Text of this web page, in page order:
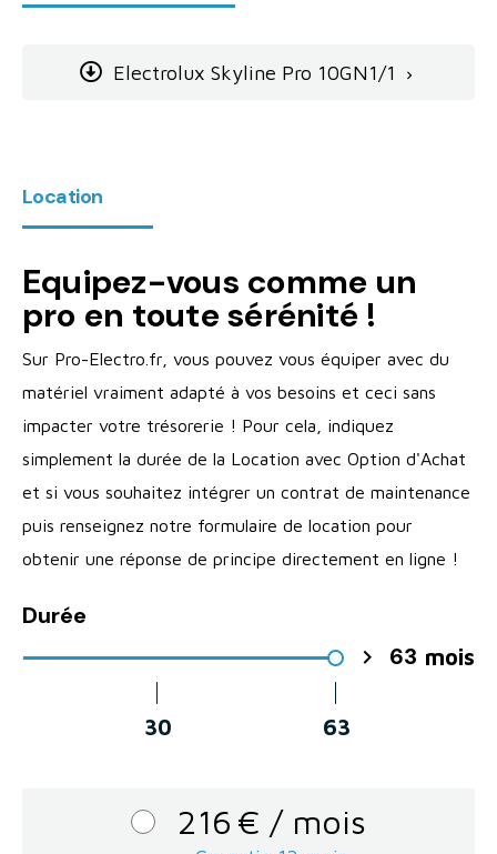
Electrolux Skyline Pro 10GN1/1 
Location
Equipez-vous comme un
pro en toute sérénité !
Sur Pro-Electro.fr, vous pouvez vous équiper avec du
matériel vraiment adapté à vos besoins et ceci sans
impacter votre trésorerie ! Pour cela, indiquez
simplement la durée de la Location avec Option d'Achat
et si vous souhaitez intégrer un contrat de maintenance
puis renseignez notre formulaire de location pour
obtenir une réponse de principe directement en ligne !
Durée
30 63
 63 mois
216 € / mois